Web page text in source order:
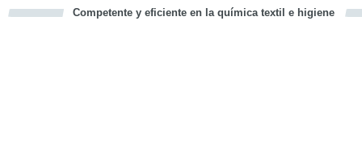
Competente y eficiente en la química textil e higiene